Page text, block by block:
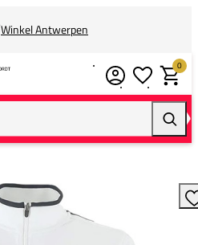
Winkel Antwerpen
0